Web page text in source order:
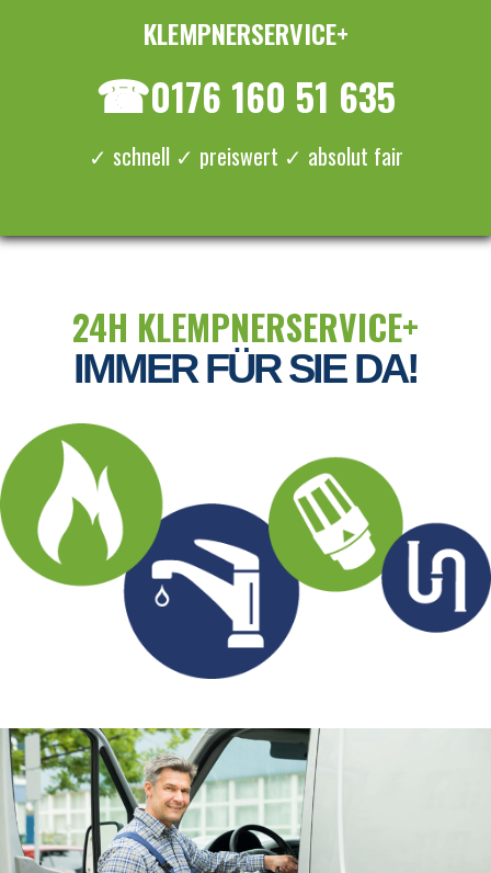
KLEMPNERSERVICE+
☎0176 160 51 635
✓ schnell ✓ preiswert ✓ absolut fair
24H KLEMPNERSERVICE+
IMMER FÜR SIE DA!